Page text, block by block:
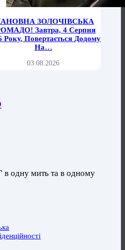
ЗОЛОЧІВСЬКА
Завтра, 4 Серпня
Року, Повертається Додому
На…
03.08.2026
в одну мить та в одному